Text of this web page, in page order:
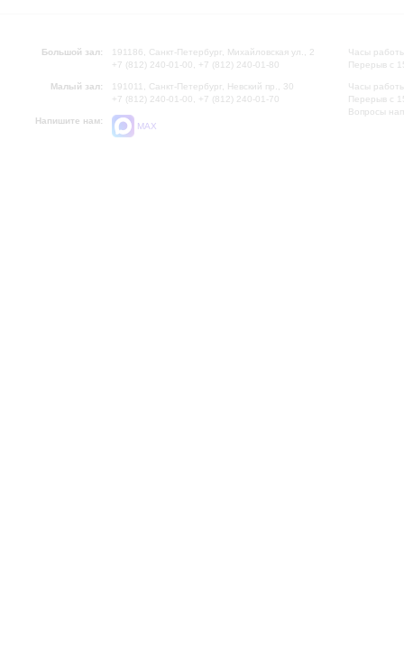
Большой зал:
191186, Санкт-Петербург, Михайловская ул., 2
+7 (812) 240-01-00, +7 (812) 240-01-80
Малый зал:
191011, Санкт-Петербург, Невский пр., 30
+7 (812) 240-01-00, +7 (812) 240-01-70
Напишите нам:
MAX
Часы
Перерыв с
Часы
Перерыв с
Вопросы